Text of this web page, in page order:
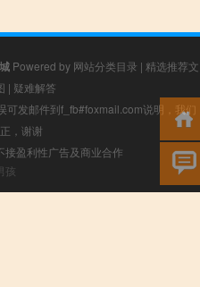
Powered by 网站分类目录 | 精选推荐文
| 疑难解答
可发邮件到f_fb#foxmail.com说明，我们
，谢谢
盈利性广告及商业合作
孩